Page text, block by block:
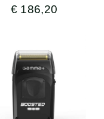
€ 186,20